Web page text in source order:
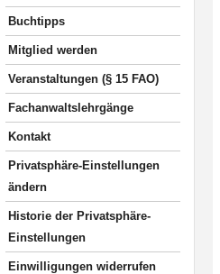
Buchtipps
Mitglied werden
Veranstaltungen (§ 15 FAO)
Fachanwaltslehrgänge
Kontakt
Privatsphäre-Einstellungen
ändern
Historie der Privatsphäre-
Einstellungen
Einwilligungen widerrufen